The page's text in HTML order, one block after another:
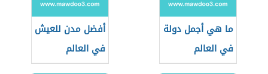
ما هي أجمل دولة
في العالم
أفضل مدن للعيش
في العالم